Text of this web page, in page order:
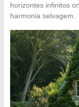
horizontes infinitos
harmonia selvagem.